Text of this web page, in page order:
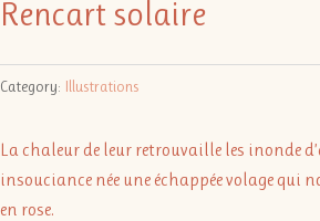
Rencart solaire
Category: Illustrations
La chaleur de leur retrouvaille les inonde
insouciance née une échappée volage qui
en rose.